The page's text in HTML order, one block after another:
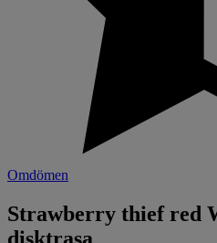
Omdömen
Strawberry thief red
disktrasa